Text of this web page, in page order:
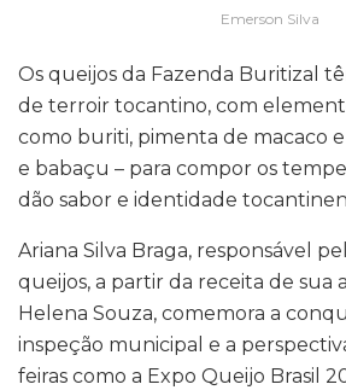
Emerson Silva
Os queijos da Fazenda Buritizal
de terroir tocantino, com
como buriti, pimenta de macaco
e babaçu – para compor os
dão sabor e identidade
Ariana Silva Braga, responsável
queijos, a partir da receita de sua
Helena Souza, comemora a
inspeção municipal e a
feiras como a Expo Queijo Brasil